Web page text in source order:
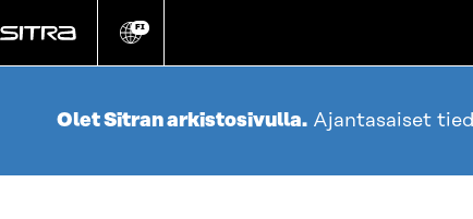
suoraan
Vaihda
kieli
FI
Olet Sitran arkistosivulla. Ajantasaiset